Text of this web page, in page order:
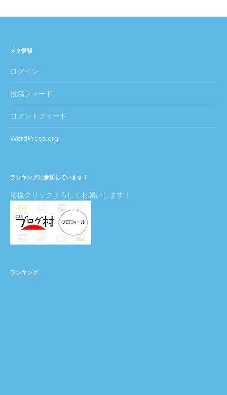
メタ情報
ログイン
投稿フィード
コメントフィード
WordPress.org
ランキングに参加しています！
応援クリックよろしくお願いします！
ランキング